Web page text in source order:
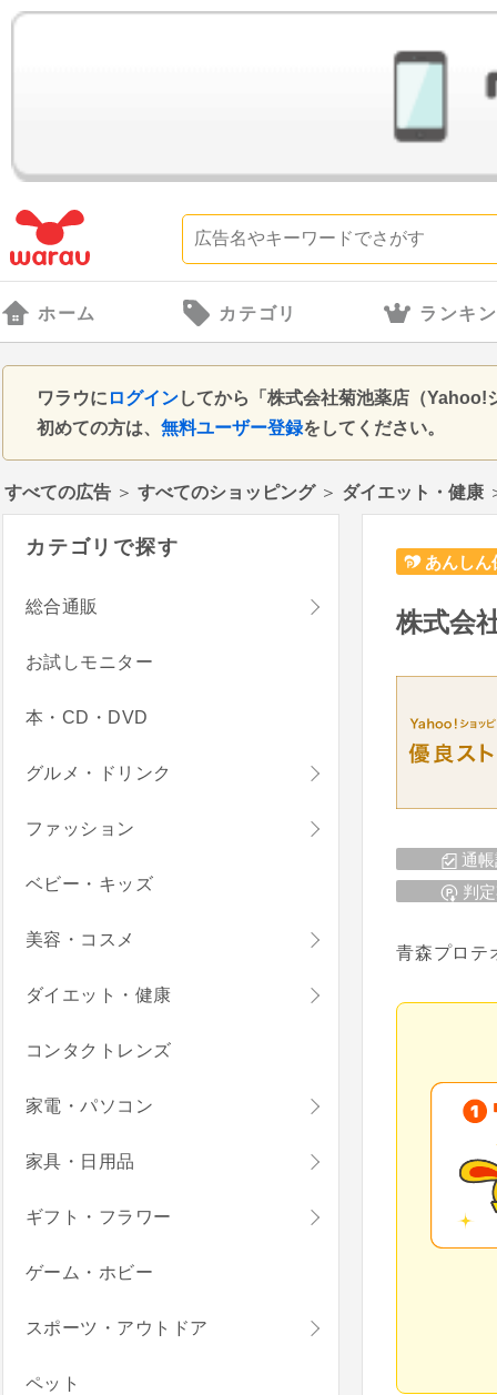
ホーム カテゴリ ランキ
ワラウに ログインしてから「株式会社菊池薬店（
初めての方は、 無料ユーザー登録をしてください。
すべての広告 ＞ すべてのショッピング＞ ダイエット・健康
あんしん
株式会
通
判
青森プロテ
カテゴリで探す
総合通販
お試しモニター
本・CD・DVD
グルメ・ドリンク
ファッション
ベビー・キッズ
美容・コスメ
ダイエット・健康
コンタクトレンズ
家電・パソコン
家具・日用品
ギフト・フラワー
ゲーム・ホビー
スポーツ・アウトドア
ペット